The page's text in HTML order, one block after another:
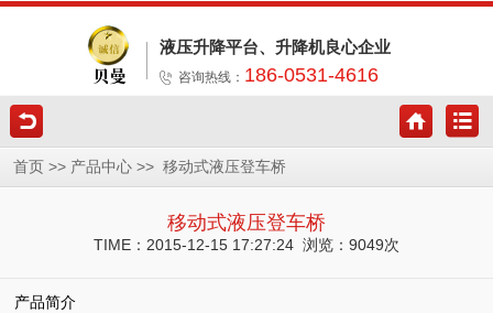
液压升降平台、升降机良心企业
咨询热线： 186-0531-4616
首页 >> 产品中心 >> 移动式液压登车桥
移动式液压登车桥
TIME：2015-12-15 17:27:24 浏览：9049次
产品简介